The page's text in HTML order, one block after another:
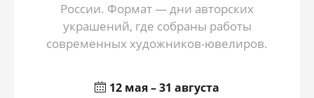
России. Формат — дни авторских
украшений, где собраны работы
современных художников-ювелиров.
12 мая – 31 августа